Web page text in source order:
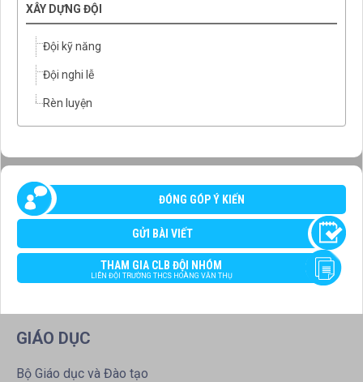
XÂY DỰNG ĐỘI
Đội kỹ năng
Đội nghi lễ
Rèn luyện
ĐÓNG GÓP Ý KIẾN
GỬI BÀI VIẾT
THAM GIA CLB ĐỘI NHÓM
LIÊN ĐỘI TRƯỜNG THCS HOÀNG VĂN THỤ
GIÁO DỤC
Bộ Giáo dục và Đào tạo